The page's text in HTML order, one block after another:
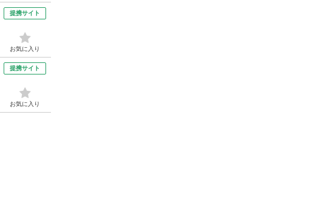
提携サイト
お気に入り
提携サイト
お気に入り